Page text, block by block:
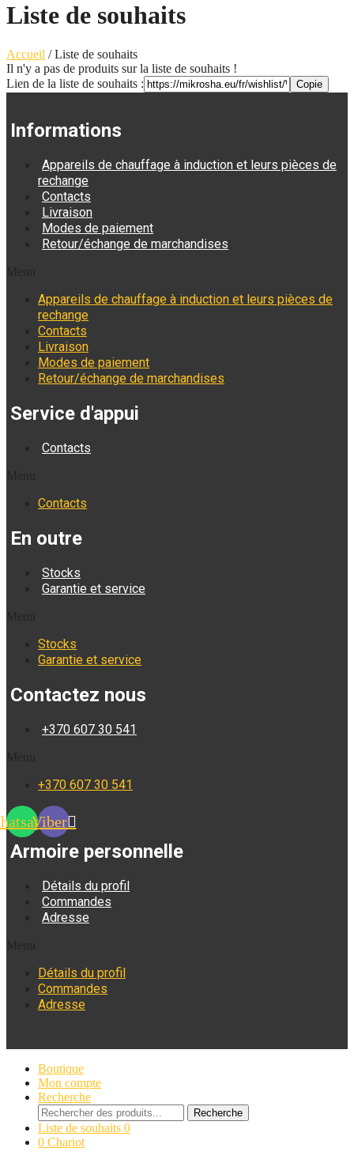
Liste de souhaits
Accueil /Liste de souhaits
Il n'y a pas de produits sur la liste de souhaits !
Lien de la liste de souhaits :
Informations
Appareils de chauffage à induction et leurs pièces de
rechange
Contacts
Livraison
Modes de paiement
Retour/échange de marchandises
Appareils de chauffage à induction et leurs pièces de
rechange
Contacts
Livraison
Modes de paiement
Retour/échange de marchandises
Service d'appui
Contacts
Contacts
En outre
Stocks
Garantie et service
Stocks
Garantie et service
Contactez nous
+370 607 30 541
+370 607 30 541
Viber
Armoire personnelle
Détails du profil
Commandes
Adresse
Détails du profil
Commandes
Adresse
Boutique
Mon compte
Recherche
Recherche
de
:
Recherche
Liste de souhaits 0
0 Chariot